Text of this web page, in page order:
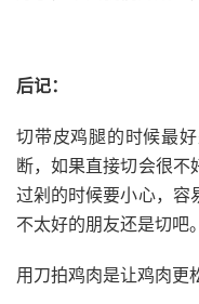
后记：
切带皮鸡腿的时候最
断，如果直接切会很不
过剁的时候要小心，容
不太好的朋友还是切吧。
用刀拍鸡肉是让鸡肉更